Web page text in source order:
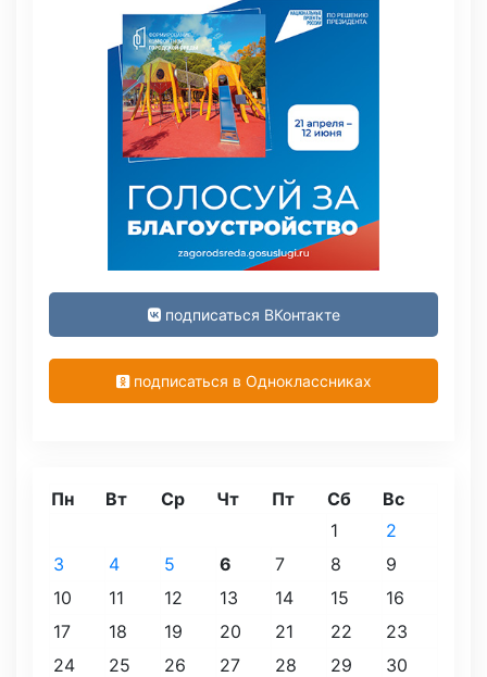
подписаться ВКонтакте
подписаться в Одноклассниках
Пн Вт Ср Чт Пт Сб Вс
1
2
3
4 5 6 7 8
9
10
11 12 13 14 15
16
17
18 19 20 21 22
23
24
25 26 27 28 29
30